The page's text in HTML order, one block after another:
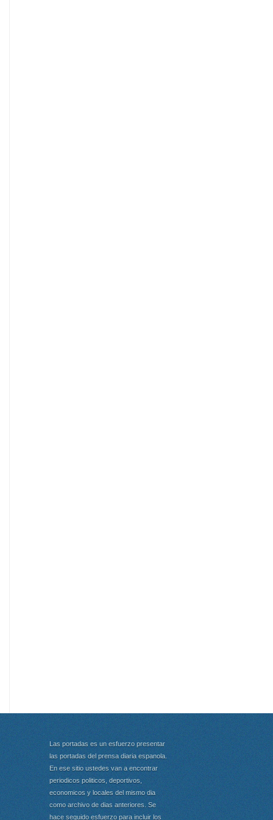
Las portadas es un esfuerzo presentar
las portadas del prensa diaria espanola.
En ese sitio ustedes van a encontrar
periodicos politicos, deportivos,
economicos y locales del mismo dia
como archivo de dias anteriores. Se
hace seguido esfuerzo para incluir los